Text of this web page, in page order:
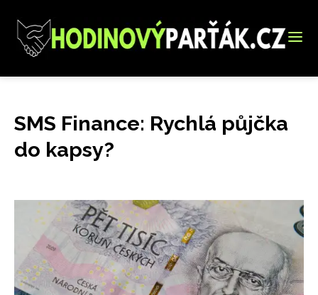
SMS Finance: Rychlá půjčka
do kapsy?